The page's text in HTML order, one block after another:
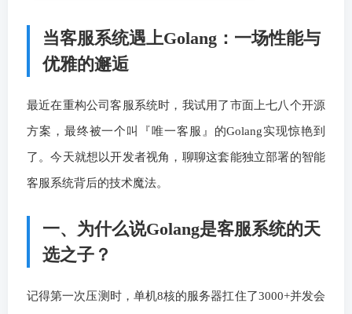
当客服系统遇上Golang：一场性能与
优雅的邂逅
最近在重构公司客服系统时，我试用了市面上七八个开源
方案，最终被一个叫『唯一客服』的Golang实现惊艳到
了。今天就想以开发者视角，聊聊这套能独立部署的智能
客服系统背后的技术魔法。
一、为什么说Golang是客服系统的天
选之子？
记得第一次压测时，单机8核的服务器扛住了3000+并发会